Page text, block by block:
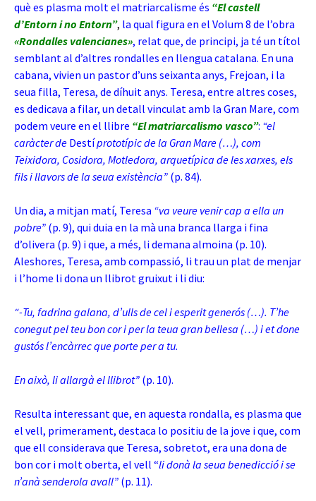
què es plasma molt el matriarcalisme és “El castell
d’Entorn i no Entorn”, la qual figura en el Volum 8 de l’obra
«Rondalles valencianes», relat que, de principi, ja té un títol
semblant al d’altres rondalles en llengua catalana. En una
cabana, vivien un pastor d’uns seixanta anys, Frejoan, i la
seua filla, Teresa, de díhuit anys. Teresa, entre altres coses,
es dedicava a filar, un detall vinculat amb la Gran Mare, com
podem veure en el llibre “El matriarcalismo vasco”: “el
caràcter de Destíprototípic de la Gran Mare (…), com
Teixidora, Cosidora, Motledora, arquetípica de les xarxes, els
fils i llavors de la seua existència” (p. 84).
Un dia, a mitjan matí, Teresa “va veure venir cap a ella un
pobre” (p. 9), qui duia en la mà una branca llarga i fina
d’olivera (p. 9) i que, a més, li demana almoina (p. 10).
Aleshores, Teresa, amb compassió, li trau un plat de menjar
i l’home li dona un llibrot gruixut i li diu:
“-Tu, fadrina galana, d’ulls de cel i esperit generós (…). T’he
conegut pel teu bon cor i per la teua gran bellesa (…) i et done
gustós l’encàrrec que porte per a tu.
En això, li allargà el llibrot” (p. 10).
Resulta interessant que, en aquesta rondalla, es plasma que
el vell, primerament, destaca lo positiu de la jove i que, com
que ell considerava que Teresa, sobretot, era una dona de
bon cor i molt oberta, el vell “li donà la seua benedicció i se
n’anà senderola avall” (p. 11).